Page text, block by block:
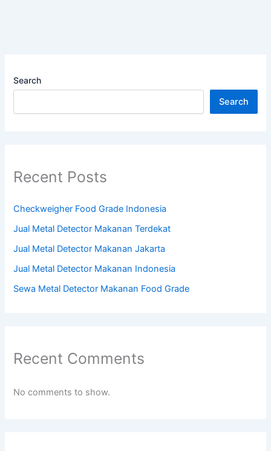
Search
Search
Recent Posts
Checkweigher Food Grade Indonesia
Jual Metal Detector Makanan Terdekat
Jual Metal Detector Makanan Jakarta
Jual Metal Detector Makanan Indonesia
Sewa Metal Detector Makanan Food Grade
Recent Comments
No comments to show.